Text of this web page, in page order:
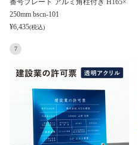
番号プレート アルミ角柱付き H165×
250mm bscn-101
¥6,435(税込)
7